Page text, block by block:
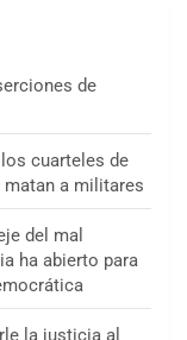
de
cuarteles de
matan a militares
del mal
ha abierto para
la justicia al